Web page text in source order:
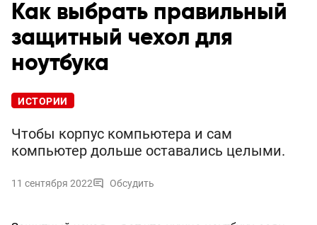
Как выбрать правильный
защитный чехол для
ноутбука
ИСТОРИИ
Чтобы корпус компьютера и сам
компьютер дольше оставались целыми.
11 сентября 2022 Обсудить